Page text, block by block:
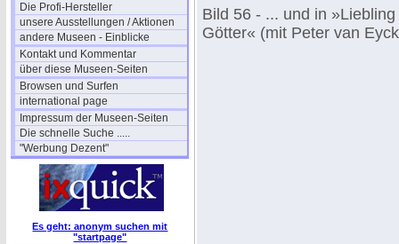
Die Profi-Hersteller
unsere Ausstellungen / Aktionen
andere Museen - Einblicke
Kontakt und Kommentar
über diese Museen-Seiten
Browsen und Surfen
international page
Impressum der Museen-Seiten
Die schnelle Suche .....
"Werbung Dezent"
Es geht: anonym suchen mit
"startpage"
Bild 56 - ... und in »Liebling
Götter« (mit Peter van